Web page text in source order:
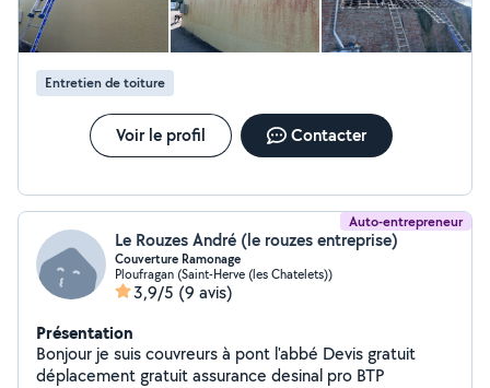
Entretien de toiture
Voir le profil Contacter
Auto-entrepreneur
Le Rouzes André (le rouzes entreprise)
Couverture Ramonage
Ploufragan (Saint-Herve (les Chatelets))
3,9/5 (9 avis)
Présentation
Bonjour je suis couvreurs à pont l'abbé Devis gratuit
déplacement gratuit assurance desinal pro BTP